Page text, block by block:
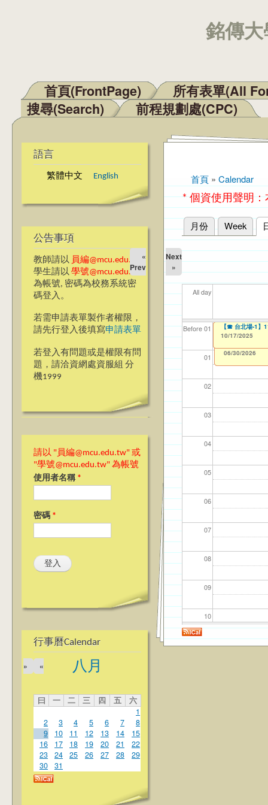
銘傳
主選單
首頁(FrontPage)
所有表單(All
搜尋(Search)
前程規劃處(CPC)
語言
繁體中文 English
公告事項
教師請以 員編@mcu.edu.tw
學生請以 學號@mcu.edu.tw
為帳號, 密碼為校務系統密
碼登入。
若需申請表單製作者權限，
請先行登入後填寫申請表單
若登入有問題或是權限有問
題，請洽資網處資服組 分
機1999
請以 "員編@mcu.edu.tw" 或
"學號@mcu.edu.tw" 為帳號
使用者名稱 *
密碼 *
行事曆Calendar
八月
«
»
曰 一 二 三 四 五
六
1
2
3 4 5 6 7
8
9
10 11 12 13 14
15
16
17 18 19 20 21
22
23
24 25 26 27 28
29
30
31
您在這裡
首頁 » Calendar
* 個資使用聲明
主要索引標籤
月份 Week
«
Prev
Next
»
All day
Before 01
01
02
03
04
05
06
07
08
09
10
11
【資網處】
整合系統～表單
12/31/2027
【財務處】工讀
11/12/2021
【財務處】漏打
錄
07/31/2027
114學年度前程
表(服務學習教師
07/31/2026
114學年度前程
回饋表(服務學習
06/30/2026
114
【學
114
商品
教務
114
【財
高中
Ja>_<pan應日
10/15/2025
銘傳大學永續發
10/15/2025
ja>_<pan應日
10/16/2025
服務學習專題講
10/17/2025
【☎ 台北場-1】
10/17/2025